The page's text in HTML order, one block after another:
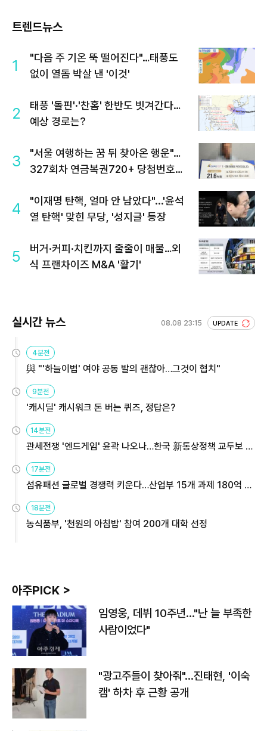
트렌드뉴스
1
"다음 주 기온 뚝 떨어진다"…태풍도
없이 열돔 박살 낸 '이것'
2
태풍 '돌핀'·'찬홈' 한반도 빗겨간다…
예상 경로는?
3
"서울 여행하는 꿈 뒤 찾아온 행운"…
327회차 연금복권720+ 당첨번호조
4
"이재명 탄핵, 얼마 안 남았다"...'윤석
열 탄핵' 맞힌 무당, '성지글' 등장
5
버거·커피·치킨까지 줄줄이 매물…외
식 프랜차이즈 M&A '활기'
실시간 뉴스 08.08 23:15 UPDATE
4분전
與 "'하늘이법' 여야 공동 발의 괜찮아…그것이 협치"
9분전
'캐시딜' 캐시워크 돈 버는 퀴즈, 정답은?
14분전
관세전쟁 '엔드게임' 윤곽 나오나…한국 新통상정책 교두보 활
용해야
17분전
섬유패션 글로벌 경쟁력 키운다…산업부 15개 과제 180억 지
원
18분전
농식품부, '천원의 아침밥' 참여 200개 대학 선정
아주PICK >
임영웅, 데뷔 10주년…"난 늘 부족한
사람이었다"
"광고주들이 찾아줘"…진태현, '이숙
캠' 하차 후 근황 공개